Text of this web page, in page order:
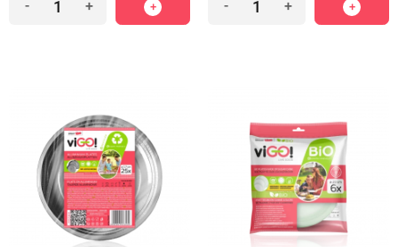
- + - +